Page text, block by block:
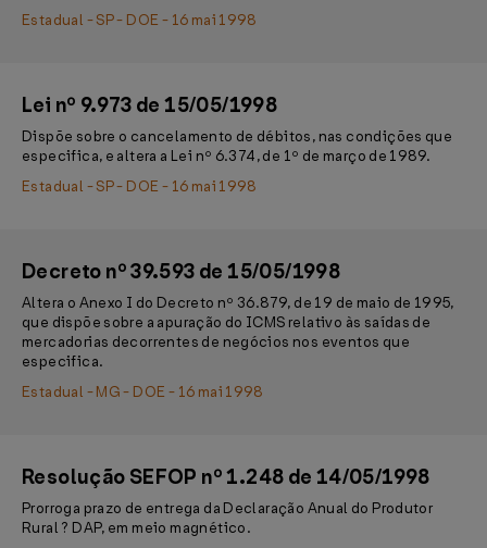
Estadual - SP - DOE - 16 mai 1998
Lei nº 9.973 de 15/05/1998
Dispõe sobre o cancelamento de débitos, nas condições que
especifica, e altera a Lei nº 6.374, de 1º de março de 1989.
Estadual - SP - DOE - 16 mai 1998
Decreto nº 39.593 de 15/05/1998
Altera o Anexo I do Decreto nº 36.879, de 19 de maio de 1995,
que dispõe sobre a apuração do ICMS relativo às saídas de
mercadorias decorrentes de negócios nos eventos que
especifica.
Estadual - MG - DOE - 16 mai 1998
Resolução SEFOP nº 1.248 de 14/05/1998
Prorroga prazo de entrega da Declaração Anual do Produtor
Rural ? DAP, em meio magnético.